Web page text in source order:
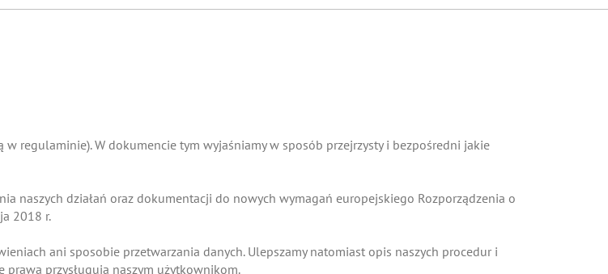
w regulaminie). W dokumencie tym wyjaśniamy w sposób przejrzysty i bezpośredni jakie
naszych działań oraz dokumentacji do nowych wymagań europejskiego Rozporządzenia o
2018 r.
ani sposobie przetwarzania danych. Ulepszamy natomiast opis naszych procedur i
prawa przysługują naszym użytkownikom.